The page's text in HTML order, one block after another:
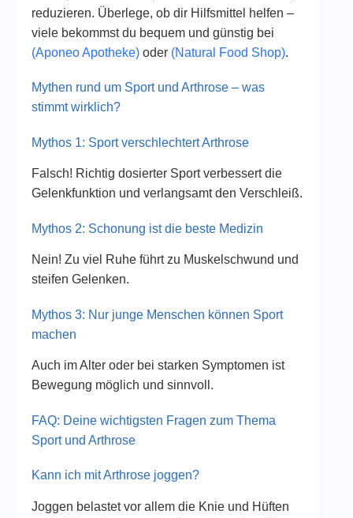
reduzieren. Überlege, ob dir Hilfsmittel helfen –
viele bekommst du bequem und günstig bei
(Aponeo Apotheke) oder (Natural Food Shop).
Mythen rund um Sport und Arthrose – was
stimmt wirklich?
Mythos 1: Sport verschlechtert Arthrose
Falsch! Richtig dosierter Sport verbessert die
Gelenkfunktion und verlangsamt den Verschleiß.
Mythos 2: Schonung ist die beste Medizin
Nein! Zu viel Ruhe führt zu Muskelschwund und
steifen Gelenken.
Mythos 3: Nur junge Menschen können Sport
machen
Auch im Alter oder bei starken Symptomen ist
Bewegung möglich und sinnvoll.
FAQ: Deine wichtigsten Fragen zum Thema
Sport und Arthrose
Kann ich mit Arthrose joggen?
Joggen belastet vor allem die Knie und Hüften